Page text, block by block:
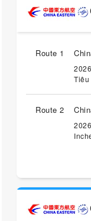
Route 1
Tiêu
Route 2